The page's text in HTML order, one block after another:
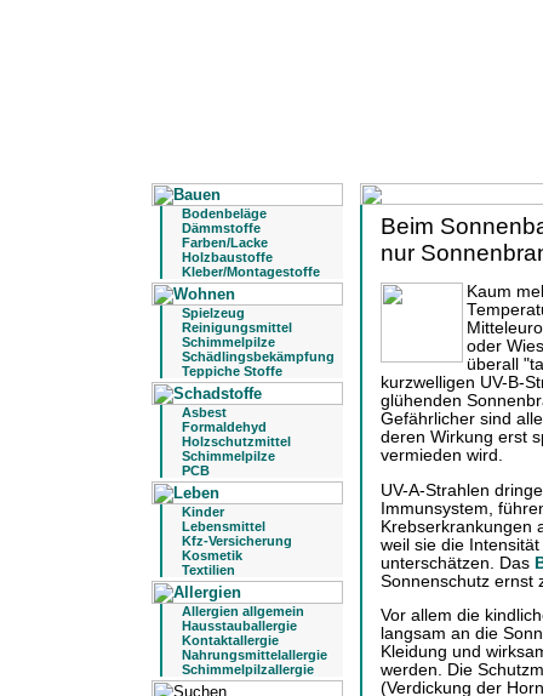
Bodenbeläge
Dämmstoffe
Farben/Lacke
Holzbaustoffe
Kleber/Montagestoffe
Spielzeug
Reinigungsmittel
Schimmelpilze
Schädlingsbekämpfung
Teppiche Stoffe
Asbest
Formaldehyd
Holzschutzmittel
Schimmelpilze
PCB
Kinder
Lebensmittel
Kfz-Versicherung
Kosmetik
Textilien
Allergien allgemein
Hausstauballergie
Kontaktallergie
Nahrungsmittelallergie
Schimmelpilzallergie
Beim
nur
Kaum
oder
überall
kurzwelligen UV-B-
glühenden
Gefährlicher sind
deren Wirkung erst
vermieden wird.
UV-A-Strahlen
Immunsystem,
Krebserkrankungen
weil sie die
unterschätzen. Das
Sonnenschutz ernst
Vor allem die
langsam an die
Kleidung und
werden. Die
(Verdickung der